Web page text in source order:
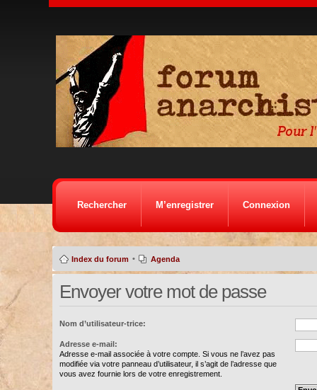
Rechercher M’enregistrer Connexion
Index du forum • Agenda
Envoyer votre mot de passe
Nom d’utilisateur-trice:
Adresse e-mail:
Adresse e-mail associée à votre compte. Si vous ne l’avez pas
modifiée via votre panneau d’utilisateur, il s’agit de l’adresse que
vous avez fournie lors de votre enregistrement.